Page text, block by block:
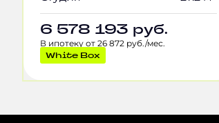
6 578 193 руб.
В ипотеку от 26 872 руб./мес.
White Box